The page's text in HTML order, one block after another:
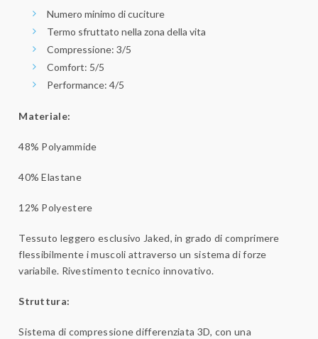
Numero minimo di cuciture
Termo sfruttato nella zona della vita
Compressione: 3/5
Comfort: 5/5
Performance: 4/5
Materiale:
48% Polyammide
40% Elastane
12% Polyestere
Tessuto leggero esclusivo Jaked, in grado di comprimere
flessibilmente i muscoli attraverso un sistema di forze
variabile. Rivestimento tecnico innovativo.
Struttura:
Sistema di compressione differenziata 3D, con una